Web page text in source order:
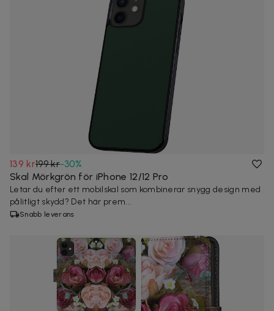
139 kr199 kr-30%
Skal Mörkgrön för iPhone 12/12 Pro
Letar du efter ett mobilskal som kombinerar snygg design med
pålitligt skydd? Det här prem...
Snabb leverans